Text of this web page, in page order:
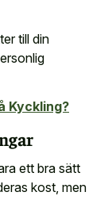
till din
Kyckling?
ett bra sätt
kost, men